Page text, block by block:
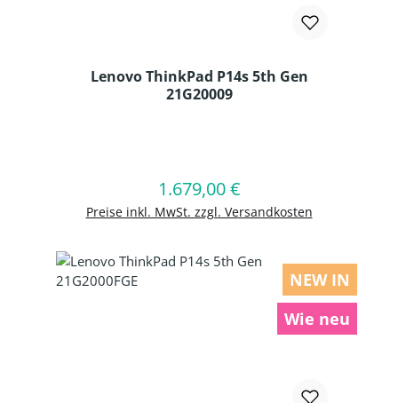
Lenovo ThinkPad P14s 5th Gen
21G20009
Regulärer Preis:
1.679,00 €
Preise inkl. MwSt. zzgl. Versandkosten
In den Warenkorb
NEW IN
Wie neu